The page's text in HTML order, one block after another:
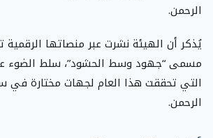
الرحمن.
يُذكر أن الهيئة نشرت عبر منصاتها الرقمية
مسمى “جهود وسط الحشود”، سلط الضوء
التي تحققت هذا العام لجهات مختارة في
الرحمن.